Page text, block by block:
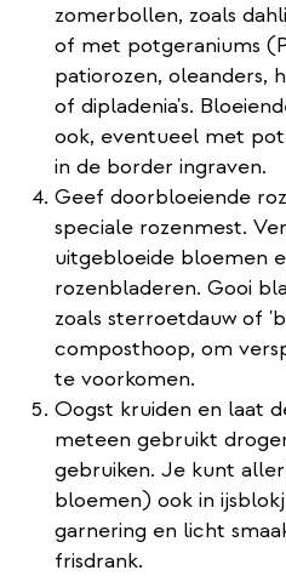
zomerbollen, zoals
of met potgeraniums
patiorozen, oleanders,
of dipladenia's.
ook, eventueel met
in de border ingraven.
Geef doorbloeiende
speciale rozenmest.
uitgebloeide bloemen
rozenbladeren. Gooi
zoals sterroetdauw of
composthoop, om
te voorkomen.
Oogst kruiden en laat
meteen gebruikt
gebruiken. Je kunt
bloemen) ook in
garnering en licht
frisdrank.